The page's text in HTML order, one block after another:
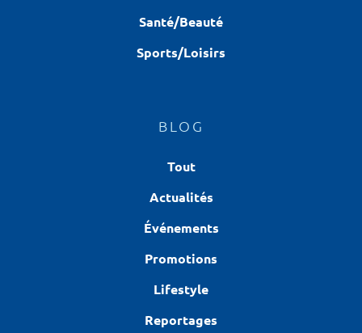
Santé/Beauté
Sports/Loisirs
BLOG
Tout
Actualités
Événements
Promotions
Lifestyle
Reportages